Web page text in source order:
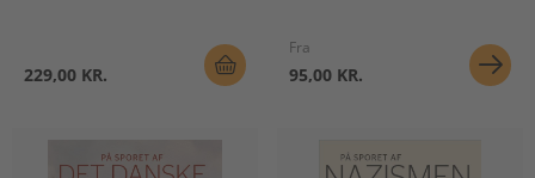
229,00 KR.
Fra
95,00 KR.